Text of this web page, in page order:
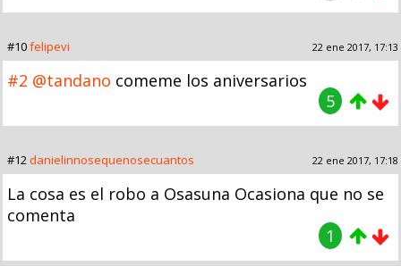
#10felipevi 22 ene 2017, 17:13
#2 @tandano comeme los aniversarios
5
#12 danielinnosequenosecuantos 22 ene 2017, 17:18
La cosa es el robo a Osasuna Ocasiona que no se
comenta
1